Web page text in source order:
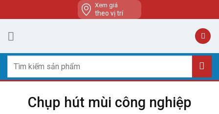
to
content
Xem giá
theo vị trí
kiếm:
Chụp hút mùi công nghiệp